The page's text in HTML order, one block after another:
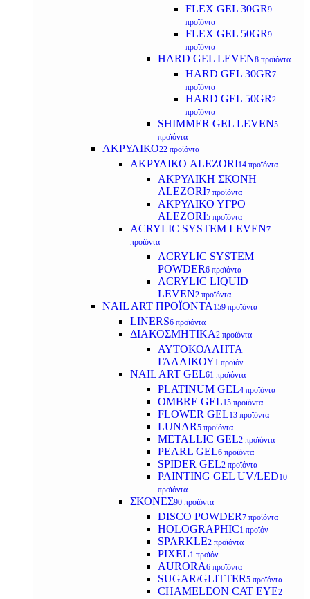
FLEX GEL 30GR9
προϊόντα
FLEX GEL 50GR9
προϊόντα
HARD GEL LEVEN8 προϊόντα
HARD GEL 30GR7
προϊόντα
HARD GEL 50GR2
προϊόντα
SHIMMER GEL LEVEN5
προϊόντα
ΑΚΡΥΛΙΚΟ22 προϊόντα
ΑΚΡΥΛΙΚΟ ALEZORI14 προϊόντα
ΑΚΡΥΛΙΚΗ ΣΚΟΝΗ
ALEZORI7 προϊόντα
ΑΚΡΥΛΙΚΟ ΥΓΡΟ
ALEZORI5 προϊόντα
ACRYLIC SYSTEM LEVEN7
προϊόντα
ACRYLIC SYSTEM
POWDER6 προϊόντα
ACRYLIC LIQUID
LEVEN2 προϊόντα
NAIL ART ΠΡΟΪΟΝΤΑ 159 προϊόντα
LINERS6 προϊόντα
ΔΙΑΚΟΣΜΗΤΙΚΑ2 προϊόντα
ΑΥΤΟΚΟΛΛΗΤΑ
ΓΑΛΛΙΚΟΥ1 προϊόν
NAIL ART GEL61 προϊόντα
PLATINUM GEL4 προϊόντα
OMBRE GEL15 προϊόντα
FLOWER GEL13 προϊόντα
LUNAR5 προϊόντα
METALLIC GEL2 προϊόντα
PEARL GEL6 προϊόντα
SPIDER GEL2 προϊόντα
PAINTING GEL UV/LED10
προϊόντα
ΣΚΟΝΕΣ90 προϊόντα
DISCO POWDER7 προϊόντα
HOLOGRAPHIC1 προϊόν
SPARKLE2 προϊόντα
PIXEL1 προϊόν
AURORA6 προϊόντα
SUGAR/GLITTER5 προϊόντα
CHAMELEON CAT EYE2